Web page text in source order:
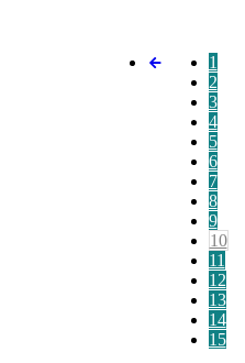
1
2
3
4
5
6
7
8
9
10
11
12
13
14
15